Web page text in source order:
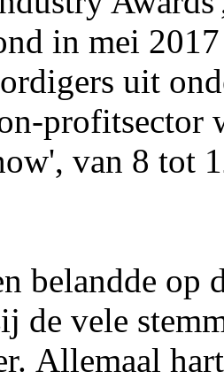
in mei
uit
profitsector
van 8 tot
belandde op
de vele
Allemaal